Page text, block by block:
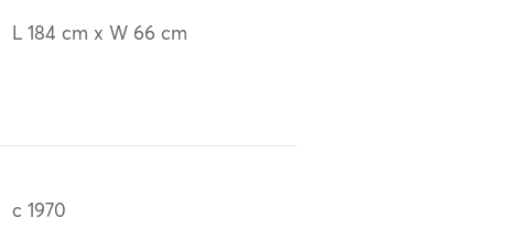
L 184 cm x W 66 cm
c 1970